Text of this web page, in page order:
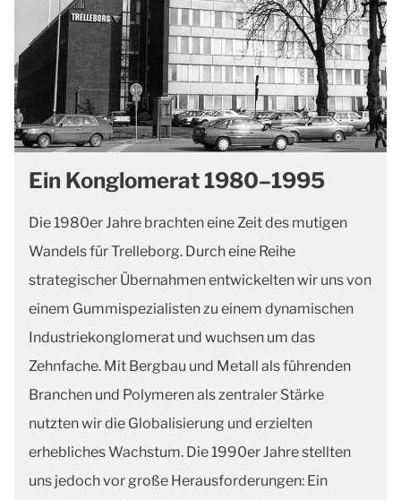
Ein Konglomerat 1980–1995
Die 1980er Jahre brachten eine Zeit des mutigen
Wandels für Trelleborg. Durch eine Reihe
strategischer Übernahmen entwickelten wir uns von
einem Gummispezialisten zu einem dynamischen
Industriekonglomerat und wuchsen um das
Zehnfache. Mit Bergbau und Metall als führenden
Branchen und Polymeren als zentraler Stärke
nutzten wir die Globalisierung und erzielten
erhebliches Wachstum. Die 1990er Jahre stellten
uns jedoch vor große Herausforderungen: Ein